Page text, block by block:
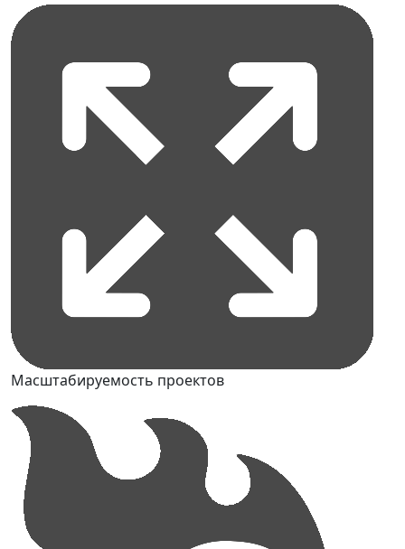
Масштабируемость проектов